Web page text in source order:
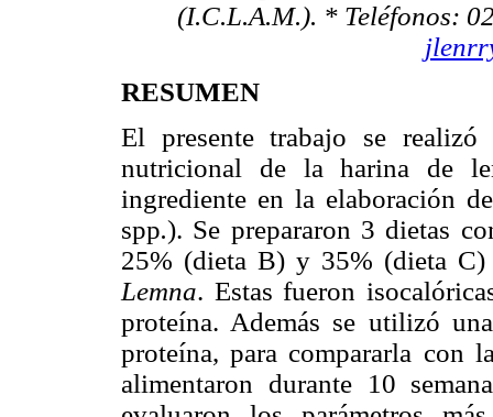
(I.C.L.A.M.). * Teléfonos:
RESUMEN
El presente trabajo se
nutricional de la harina de
ingrediente en la elaboración
spp.). Se prepararon 3 dietas
25% (dieta B) y 35% (dieta
Lemna. Estas fueron
proteína. Además se utilizó
proteína, para compararla con
alimentaron durante 10